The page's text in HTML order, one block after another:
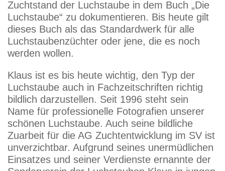
Zuchtstand der Luchstaube in dem Buch „Die
Luchstaube“ zu dokumentieren. Bis heute gilt
dieses Buch als das Standardwerk für alle
Luchstaubenzüchter oder jene, die es noch
werden wollen.
Klaus ist es bis heute wichtig, den Typ der
Luchstaube auch in Fachzeitschriften richtig
bildlich darzustellen. Seit 1996 steht sein
Name für professionelle Fotografien unserer
schönen Luchstaube. Auch seine bildliche
Zuarbeit für die AG Zuchtentwicklung im SV ist
unverzichtbar. Aufgrund seines unermüdlichen
Einsatzes und seiner Verdienste ernannte der